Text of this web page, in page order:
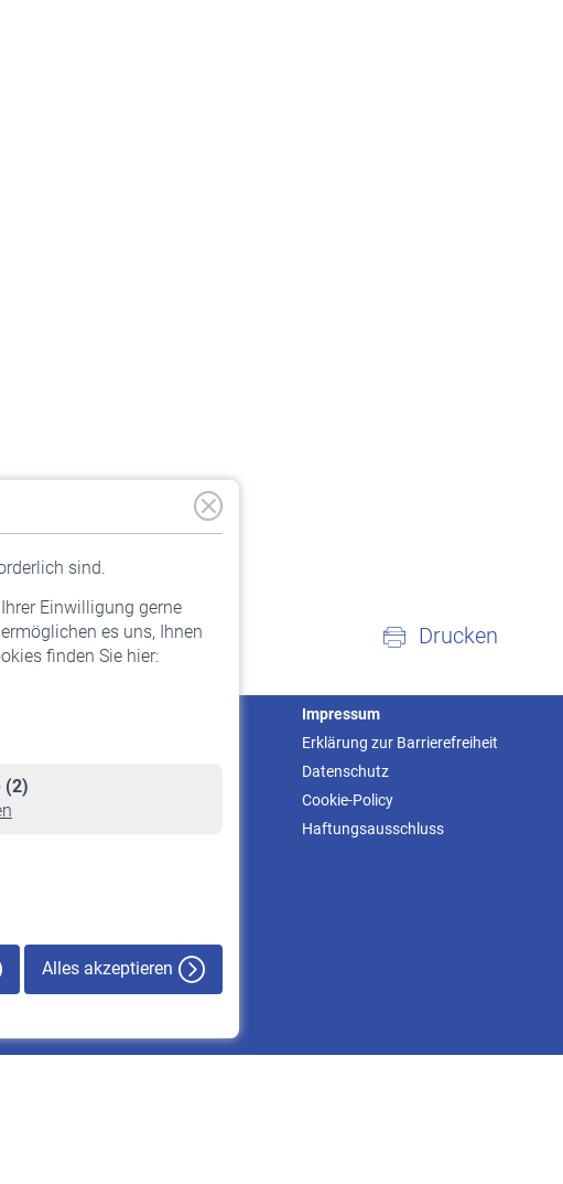
sind.
Einwilligung gerne
es uns, Ihnen
finden Sie hier:
(2)
Alles akzeptieren
Drucken
Impressum
Erklärung zur Barrierefreiheit
Datenschutz
Cookie-Policy
Haftungsausschluss